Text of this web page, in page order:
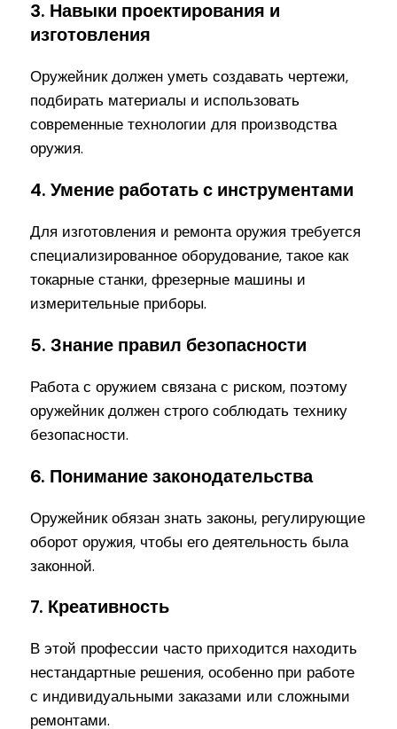
3. Навыки проектирования и
изготовления
Оружейник должен уметь создавать чертежи,
подбирать материалы и использовать
современные технологии для производства
оружия.
4. Умение работать с инструментами
Для изготовления и ремонта оружия требуется
специализированное оборудование, такое как
токарные станки, фрезерные машины и
измерительные приборы.
5. Знание правил безопасности
Работа с оружием связана с риском, поэтому
оружейник должен строго соблюдать технику
безопасности.
6. Понимание законодательства
Оружейник обязан знать законы, регулирующие
оборот оружия, чтобы его деятельность была
законной.
7. Креативность
В этой профессии часто приходится находить
нестандартные решения, особенно при работе
с индивидуальными заказами или сложными
ремонтами.